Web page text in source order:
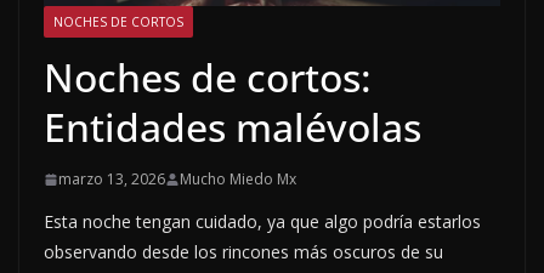
NOCHES DE CORTOS
Noches de cortos:
Entidades malévolas
marzo 13, 2026 Mucho Miedo Mx
Esta noche tengan cuidado, ya que algo podría estarlos
observando desde los rincones más oscuros de su